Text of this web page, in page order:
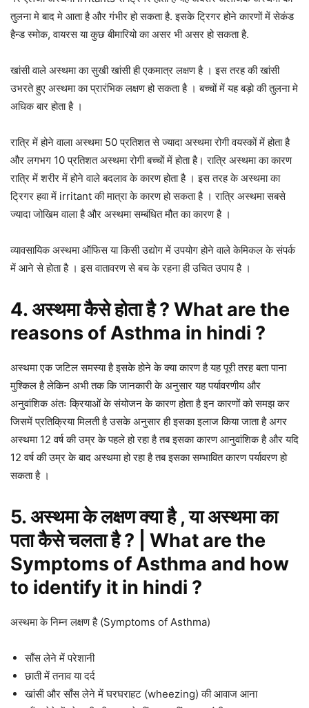
तुलना मे बाद मे आता है और गंभीर हो सकता है. इसके ट्रिगर होने कारणों में सेकंड
हैन्ड स्मोक, वायरस या कुछ बीमारियो का असर भी असर हो सकता है.
खांसी वाले अस्थमा का सुखी खांसी ही एकमात्र लक्षण है । इस तरह की खांसी
उभरते हुए अस्थमा का प्रारंभिक लक्षण हो सकता है । बच्चों में यह बड़ो की तुलना मे
अधिक बार होता है ।
रात्रि में होने वाला अस्थमा 50 प्रतिशत से ज्यादा अस्थमा रोगी वयस्कों में होता है
और लगभग 10 प्रतिशत अस्थमा रोगी बच्चों में होता है। रात्रि अस्थमा का कारण
रात्रि में शरीर में होने वाले बदलाव के कारण होता है । इस तरह के अस्थमा का
ट्रिगर हवा में irritant की मात्रा के कारण हो सकता है । रात्रि अस्थमा सबसे
ज्यादा जोखिम वाला है और अस्थमा सम्बंधित मौत का कारण है ।
व्यावसायिक अस्थमा ऑफिस या किसी उद्योग में उपयोग होने वाले केमिकल के संपर्क
में आने से होता है । इस वातावरण से बच के रहना ही उचित उपाय है ।
4. अस्थमा कैसे होता है ? What are the
reasons of Asthma in hindi ?
अस्थमा एक जटिल समस्या है इसके होने के क्या कारण है यह पूरी तरह बता पाना
मुश्किल है लेकिन अभी तक कि जानकारी के अनुसार यह पर्यावरणीय और
अनुवांशिक अंतः क्रियाओं के संयोजन के कारण होता है इन कारणों को समझ कर
जिसमें प्रतिक्रिया मिलती है उसके अनुसार ही इसका इलाज किया जाता है अगर
अस्थमा 12 वर्ष की उम्र के पहले हो रहा है तब इसका कारण आनुवांशिक है और यदि
12 वर्ष की उम्र के बाद अस्थमा हो रहा है तब इसका सम्भावित कारण पर्यावरण हो
सकता है ।
5. अस्थमा के लक्षण क्या है , या अस्थमा का
पता कैसे चलता है ? | What are the
Symptoms of Asthma and how
to identify it in hindi ?
अस्थमा के निम्न लक्षण है (Symptoms of Asthma)
साँस लेने में परेशानी
छाती में तनाव या दर्द
खांसी और साँस लेने में घरघराहट (wheezing) की आवाज आना